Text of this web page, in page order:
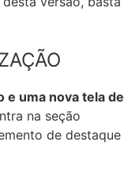
e uma nova tela de
na seção
de destaque